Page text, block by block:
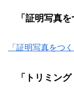
「証明写真
「証明写真をつ
「トリミン